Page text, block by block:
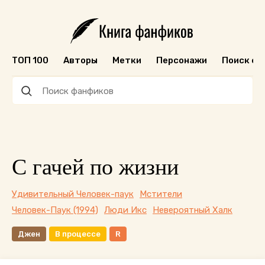
ТОП 100 Авторы Метки Персонажи Поиск
С гачей по жизни
Удивительный Человек-паук
Мстители
Человек-Паук (1994)
Люди Икс Невероятный Халк
Джен В процессе R